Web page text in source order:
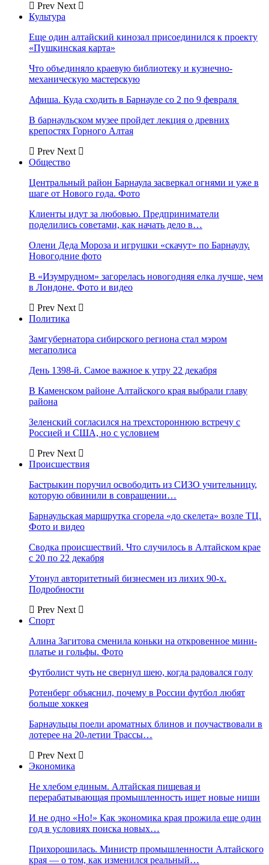
Prev Next
Культура
Еще один алтайский кинозал присоединился к проекту
«Пушкинская карта»
Что объединяло краевую библиотеку и кузнечно-
механическую мастерскую
Афиша. Куда сходить в Барнауле со 2 по 9 февраля
В барнаульском музее пройдет лекция о древних
крепостях Горного Алтая
Prev Next
Общество
Центральный район Барнаула засверкал огнями и уже в
шаге от Нового года. Фото
Клиенты идут за любовью. Предприниматели
поделились советами, как начать дело в…
Олени Деда Мороза и игрушки «скачут» по Барнаулу.
Новогодние фото
В «Изумрудном» загорелась новогодняя елка лучше, чем
в Лондоне. Фото и видео
Prev Next
Политика
Замгубернатора сибирского региона стал мэром
мегаполиса
День 1398-й. Самое важное к утру 22 декабря
В Каменском районе Алтайского края выбрали главу
района
Зеленский согласился на трехстороннюю встречу с
Россией и США, но с условием
Prev Next
Происшествия
Бастрыкин поручил освободить из СИЗО учительницу,
которую обвинили в совращении…
Барнаульская маршрутка сгорела «до скелета» возле ТЦ.
Фото и видео
Сводка происшествий. Что случилось в Алтайском крае
с 20 по 22 декабря
Утонул авторитетный бизнесмен из лихих 90-х.
Подробности
Prev Next
Спорт
Алина Загитова сменила коньки на откровенное мини-
платье и гольфы. Фото
Футболист чуть не свернул шею, когда радовался голу
Ротенберг объяснил, почему в России футбол любят
больше хоккея
Барнаульцы поели ароматных блинов и поучаствовали в
лотерее на 20-летии Трассы…
Prev Next
Экономика
Не хлебом единым. Алтайская пищевая и
перерабатывающая промышленность ищет новые ниши
И не одно «Но!» Как экономика края прожила еще один
год в условиях поиска новых…
Прихорошилась. Министр промышленности Алтайского
края — о том, как изменился реальный…